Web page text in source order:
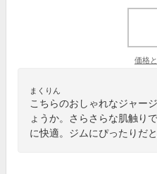
価格
まくりん
こちらのおしゃれなジャー
ょうか。さらさらな肌触り
に快適。ジムにぴったりだ